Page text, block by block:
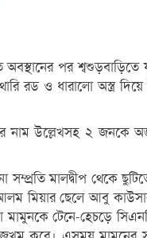
পর
রড ও ধারালো অস্ত্র
২ জনকে
সম্প্রতি মালদ্বীপ থেকে
ছেলে আবু
টেনে-হেচড়ে